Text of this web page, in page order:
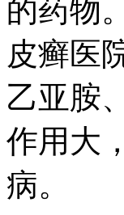
的药物
皮癣医
乙亚胺
作用大
病。